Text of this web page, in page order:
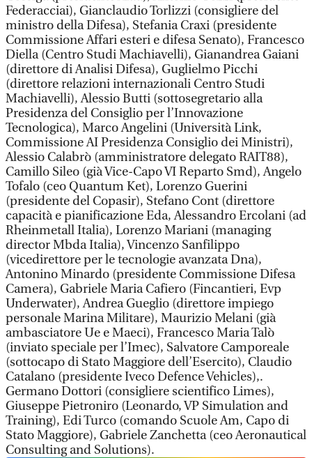
Federacciai), Gianclaudio Torlizzi (consigliere del
ministro della Difesa), Stefania Craxi (presidente
Commissione Affari esteri e difesa Senato), Francesco
Diella (Centro Studi Machiavelli), Gianandrea Gaiani
(direttore di Analisi Difesa), Guglielmo Picchi
(direttore relazioni internazionali Centro Studi
Machiavelli), Alessio Butti (sottosegretario alla
Presidenza del Consiglio per l’Innovazione
Tecnologica), Marco Angelini (Università Link,
Commissione AI Presidenza Consiglio dei Ministri),
Alessio Calabrò (amministratore delegato RAIT88),
Camillo Sileo (già Vice-Capo VI Reparto Smd), Angelo
Tofalo (ceo Quantum Ket), Lorenzo Guerini
(presidente del Copasir), Stefano Cont (direttore
capacità e pianificazione Eda, Alessandro Ercolani (ad
Rheinmetall Italia), Lorenzo Mariani (managing
director Mbda Italia), Vincenzo Sanfilippo
(vicedirettore per le tecnologie avanzata Dna),
Antonino Minardo (presidente Commissione Difesa
Camera), Gabriele Maria Cafiero (Fincantieri, Evp
Underwater), Andrea Gueglio (direttore impiego
personale Marina Militare), Maurizio Melani (già
ambasciatore Ue e Maeci), Francesco Maria Talò
(inviato speciale per l’Imec), Salvatore Camporeale
(sottocapo di Stato Maggiore dell’Esercito), Claudio
Catalano (presidente Iveco Defence Vehicles),.
Germano Dottori (consigliere scientifico Limes),
Giuseppe Pietroniro (Leonardo, VP Simulation and
Training), Edi Turco (comando Scuole Am, Capo di
Stato Maggiore), Gabriele Zanchetta (ceo Aeronautical
Consulting and Solutions).